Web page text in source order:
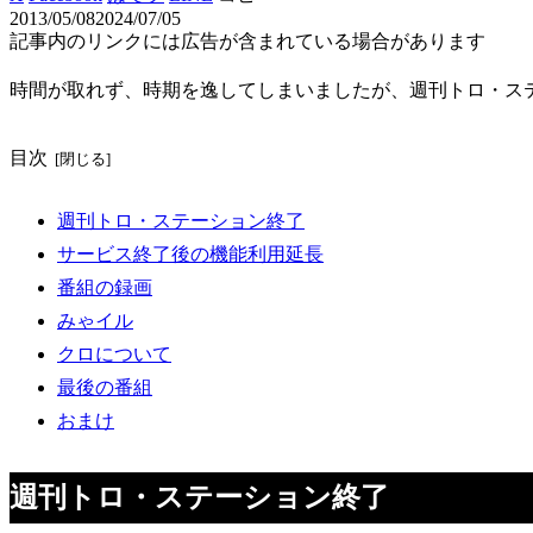
2013/05/082024/07/05
記事内のリンクには広告が含まれている場合があります
時間が取れず、時期を逸してしまいましたが、週刊トロ・ス
目次
週刊トロ・ステーション終了
サービス終了後の機能利用延長
番組の録画
みゃイル
クロについて
最後の番組
おまけ
週刊トロ・ステーション終了